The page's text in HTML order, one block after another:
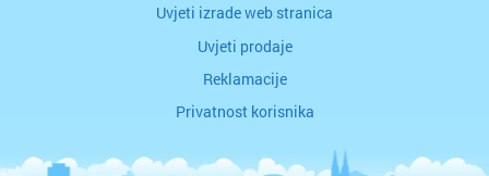
Uvjeti izrade web stranica
Uvjeti prodaje
Reklamacije
Privatnost korisnika